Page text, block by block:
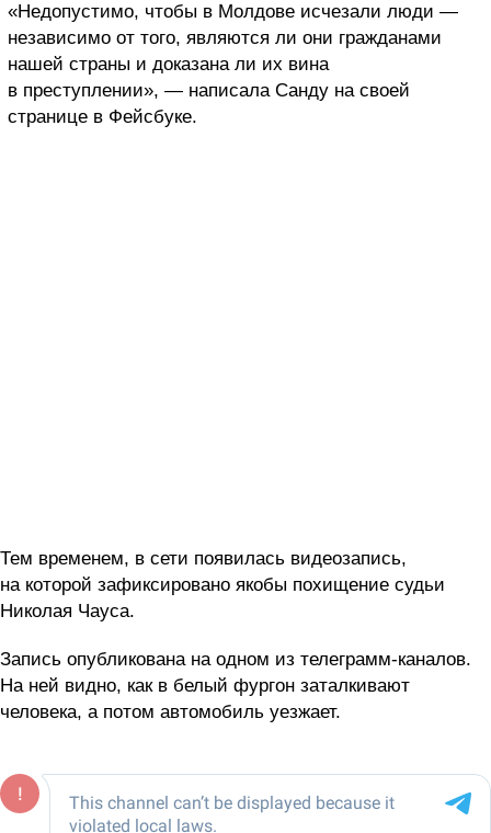
«Недопустимо, чтобы в Молдове исчезали люди —
независимо от того, являются ли они гражданами
нашей страны и доказана ли их вина
в преступлении», — написала Санду на своей
странице в Фейсбуке.
Тем временем, в сети появилась видеозапись,
на которой зафиксировано якобы похищение судьи
Николая Чауcа.
Запись опубликована на одном из телеграмм-каналов.
На ней видно, как в белый фургон заталкивают
человека, а потом автомобиль уезжает.